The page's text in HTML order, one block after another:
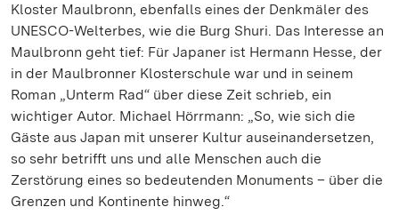
Kloster Maulbronn, ebenfalls eines der Denkmäler des
UNESCO-Welterbes, wie die Burg Shuri. Das Interesse an
Maulbronn geht tief: Für Japaner ist Hermann Hesse, der
in der Maulbronner Klosterschule war und in seinem
Roman „Unterm Rad“ über diese Zeit schrieb, ein
wichtiger Autor. Michael Hörrmann: „So, wie sich die
Gäste aus Japan mit unserer Kultur auseinandersetzen,
so sehr betrifft uns und alle Menschen auch die
Zerstörung eines so bedeutenden Monuments – über die
Grenzen und Kontinente hinweg.“